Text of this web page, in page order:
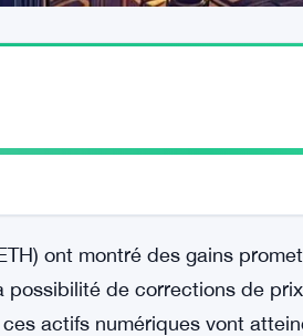
ont montré des gains
possibilité de corrections de
actifs numériques vont